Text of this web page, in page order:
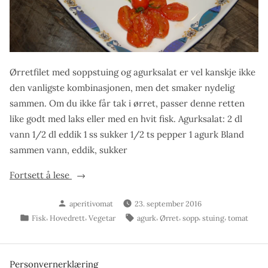
Ørretfilet med soppstuing og agurksalat er vel kanskje ikke
den vanligste kombinasjonen, men det smaker nydelig
sammen. Om du ikke får tak i ørret, passer denne retten
like godt med laks eller med en hvit fisk. Agurksalat: 2 dl
vann 1/2 dl eddik 1 ss sukker 1/2 ts pepper 1 agurk Bland
sammen vann, eddik, sukker
Fortsett å lese
«Ørretfilet
soppstuing
og
Skrevet
av
aperitivomat
23. september 2016
Publisert
Fisk, Hovedrett, Vegetar Stikkord:
agurk, Ørret, sopp, stuing, tomat
Personvernerklæring